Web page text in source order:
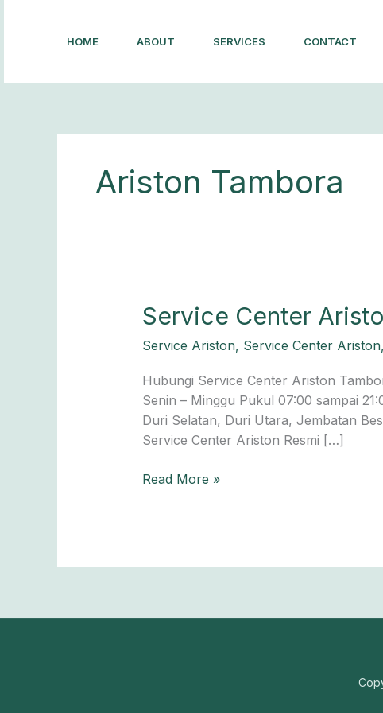
HOME ABOUT SERVICES CONTACT
Ariston Tambora
Service Center
Service Ariston, Service Center Ariston,
Hubungi Service Center Ariston
Senin – Minggu Pukul 07:00 sampai
Duri Selatan, Duri Utara, Jembatan
Service Center Ariston Resmi […]
Service
Center
Ariston
0811-
611-
457
Read More »